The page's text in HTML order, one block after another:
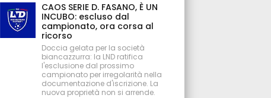
CAOS SERIE D. FASANO, È UN
INCUBO: escluso dal
campionato, ora corsa al
ricorso
Doccia gelata per la società
biancazzurra: la LND ratifica
l'esclusione dal prossimo
campionato per irregolarità nella
documentazione d'iscrizione. La
nuova proprietà non si arrende.